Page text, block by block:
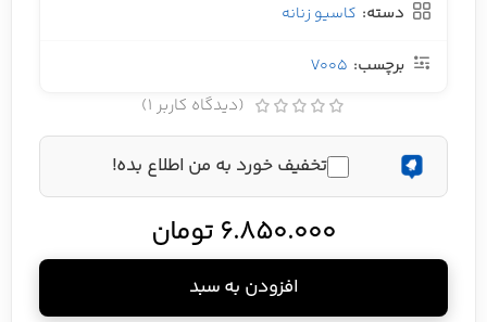
دسته: کاسیو زنانه
برچسب: V005
(دیدگاه کاربر 1
)
تخفیف خورد به من اطلاع بده!
6.850.000 تومان
افزودن به سبد